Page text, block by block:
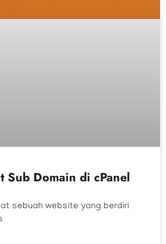
Sub Domain di cPanel
sebuah website yang berdiri